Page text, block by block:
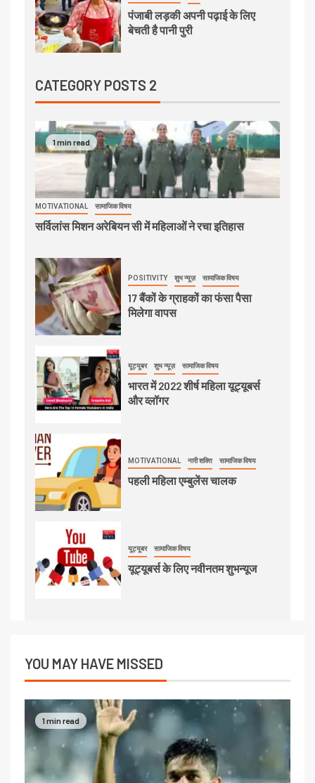
पंजाबी लड़की अपनी पढ़ाई के लिए
बेचती है पानी पुरी
CATEGORY POSTS 2
1 min read
MOTIVATIONAL सामाजिक विषय
सर्विलांस मिशन अरेबियन सी में महिलाओं ने रचा इतिहास
POSITIVITY शुभ न्यूज़ सामाजिक विषय
17 बैंकों के ग्राहकों का फंसा पैसा
मिलेगा वापस
यूट्यूबर शुभ न्यूज़ सामाजिक विषय
भारत में 2022 शीर्ष महिला यूट्यूबर्स
और व्लॉगर
MOTIVATIONAL नारी शक्ति सामाजिक विषय
पहली महिला एम्बुलेंस चालक
यूट्यूबर सामाजिक विषय
यूट्यूबर्स के लिए नवीनतम शुभन्यूज
YOU MAY HAVE MISSED
1 min read